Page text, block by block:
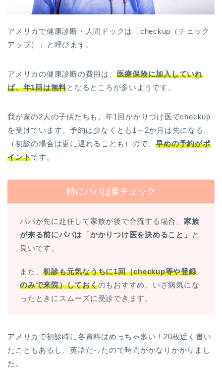
アメリカで健康診断・人間ドックは「checkup（チェック
アップ）」と呼びます。
アメリカの健康診断の費用は、 医療保険に加入していれ
ば、年1回は無料となるところが多いようです。
我が家の2人の子供たちも、年1回かかりつけ医でcheckup
を受けています。予約は少なくとも1～2か月は先になる
（初診の場合は更に遅れることも）ので、早めの予約がポ
イントです。
特にパパは要チェック
パパが先に赴任して家族が後で合流する場合、 家族
が来る前にパパは「かかりつけ医を決めること」
と
良いです。
また、初診も元気なうちに1回（checkup等や登録
のみで来院）しておくのもおすすめ。いざ病気にな
ったときにスムーズに受診できます。
アメリカで初診時に各資料はめっちゃ多い！20枚近く書い
たこともあるし、英語だったので時間がかなりかかりまし
た。